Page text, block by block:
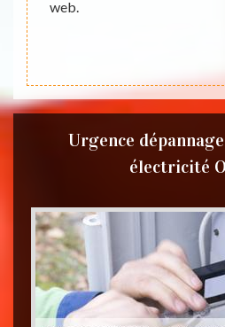
web.
Urgence
électricité